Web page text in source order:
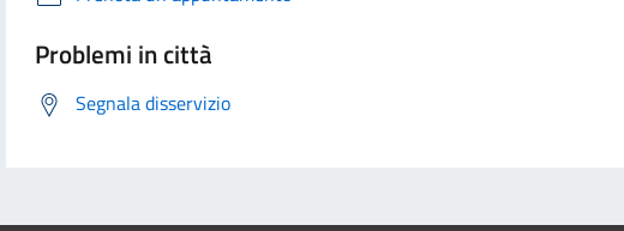
Problemi in città
Segnala disservizio